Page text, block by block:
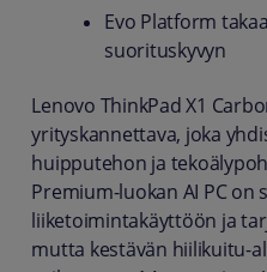
Evo Platform
suorituskyvyn
Lenovo ThinkPad X1
yrityskannettava, joka
huipputehon ja
Premium-luokan AI PC on
liiketoimintakäyttöön ja
mutta kestävän hiilikuitu-